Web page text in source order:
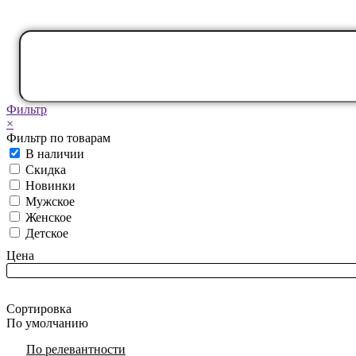
Фильтр
×
Фильтр по товарам
В наличии
Скидка
Новинки
Мужское
Женское
Детское
Цена
Сортировка
По умолчанию
По релевантности